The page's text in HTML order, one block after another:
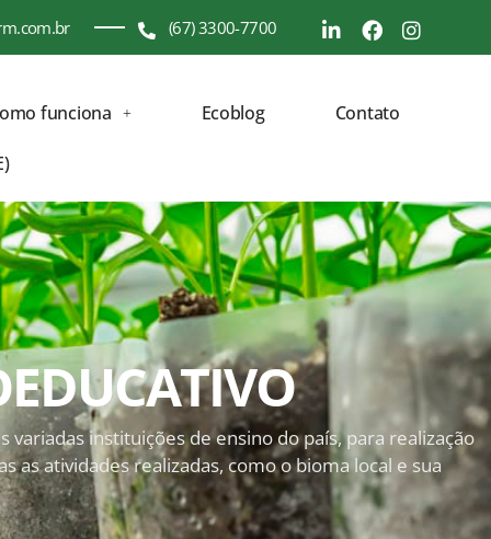
(67) 3300-7700
funciona Ecoblog Contato
instituições de ensino do país, para realização
atividades realizadas, como o bioma local e sua